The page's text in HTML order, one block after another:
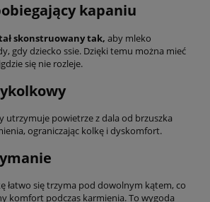
kapaniu
skonstruowany tak, aby mleko
gdy dziecko ssie. Dzięki temu można mieć
się nie rozleje.
utrzymuje powietrze z dala od brzuszka
ograniczając kolkę i dyskomfort.
łatwo się trzyma pod dowolnym kątem, co
komfort podczas karmienia. To wygoda